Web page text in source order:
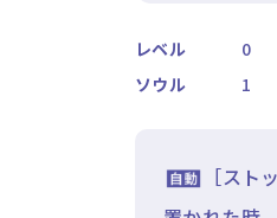
レベル 0
ソウル
1
［ス